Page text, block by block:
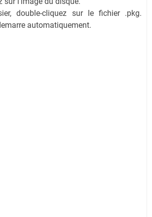
double-cliquez sur le fichier .pkg.
automatiquement.